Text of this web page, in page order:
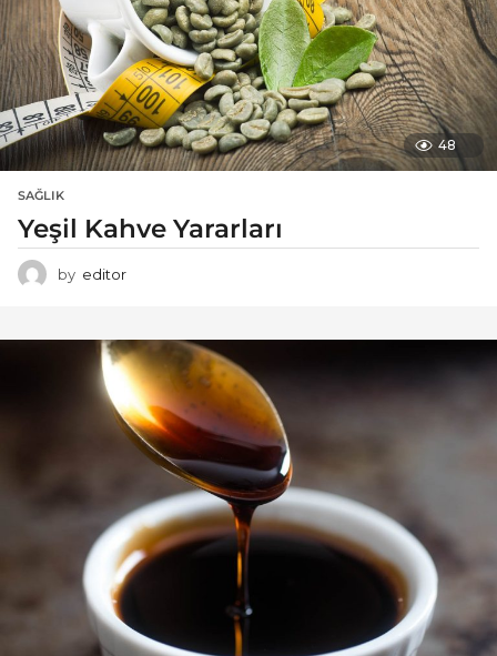
48
SAĞLIK
Yeşil Kahve Yararları
by editor